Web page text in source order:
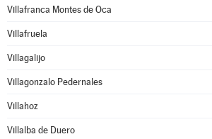
Villafranca Montes de Oca
Villafruela
Villagalijo
Villagonzalo Pedernales
Villahoz
Villalba de Duero